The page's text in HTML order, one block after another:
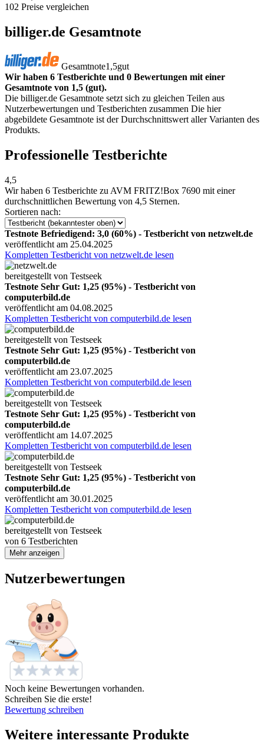
102 Preise vergleichen
billiger.de Gesamtnote
Gesamtnote1,5gut
Wir haben 6 Testberichte und 0 Bewertungen mit einer
Gesamtnote von 1,5 (gut).
Die billiger.de Gesamtnote setzt sich zu gleichen Teilen aus
Nutzerbewertungen und Testberichten zusammen Die hier
abgebildete Gesamtnote ist der Durchschnittswert aller Varianten des
Produkts.
Professionelle Testberichte
4,5
Wir haben 6 Testberichte zu AVM FRITZ!Box 7690 mit einer
durchschnittlichen Bewertung von 4,5 Sternen.
Sortieren nach:
Testnote Befriedigend: 3,0 (60%) - Testbericht von netzwelt.de
veröffentlicht am 25.04.2025
Kompletten Testbericht von netzwelt.de lesen
bereitgestellt von Testseek
Testnote Sehr Gut: 1,25 (95%) - Testbericht von
computerbild.de
veröffentlicht am 04.08.2025
Kompletten Testbericht von computerbild.de lesen
bereitgestellt von Testseek
Testnote Sehr Gut: 1,25 (95%) - Testbericht von
computerbild.de
veröffentlicht am 23.07.2025
Kompletten Testbericht von computerbild.de lesen
bereitgestellt von Testseek
Testnote Sehr Gut: 1,25 (95%) - Testbericht von
computerbild.de
veröffentlicht am 14.07.2025
Kompletten Testbericht von computerbild.de lesen
bereitgestellt von Testseek
Testnote Sehr Gut: 1,25 (95%) - Testbericht von
computerbild.de
veröffentlicht am 30.01.2025
Kompletten Testbericht von computerbild.de lesen
bereitgestellt von Testseek
von 6 Testberichten
Mehr anzeigen
Nutzerbewertungen
Noch keine Bewertungen vorhanden.
Schreiben Sie die erste!
Bewertung schreiben
Weitere interessante Produkte